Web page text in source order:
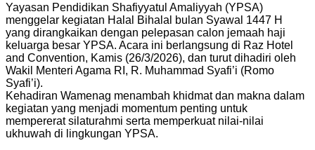
Yayasan Pendidikan Shafiyyatul Amaliyyah (YPSA)
menggelar kegiatan Halal Bihalal bulan Syawal 1447 H
yang dirangkaikan dengan pelepasan calon jemaah haji
keluarga besar YPSA. Acara ini berlangsung di Raz Hotel
and Convention, Kamis (26/3/2026), dan turut dihadiri oleh
Wakil Menteri Agama RI, R. Muhammad Syafi’i (Romo
Syafi’i).
Kehadiran Wamenag menambah khidmat dan makna dalam
kegiatan yang menjadi momentum penting untuk
mempererat silaturahmi serta memperkuat nilai-nilai
ukhuwah di lingkungan YPSA.